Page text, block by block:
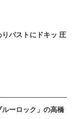
バストにドキッ 圧
ーロック」の高橋